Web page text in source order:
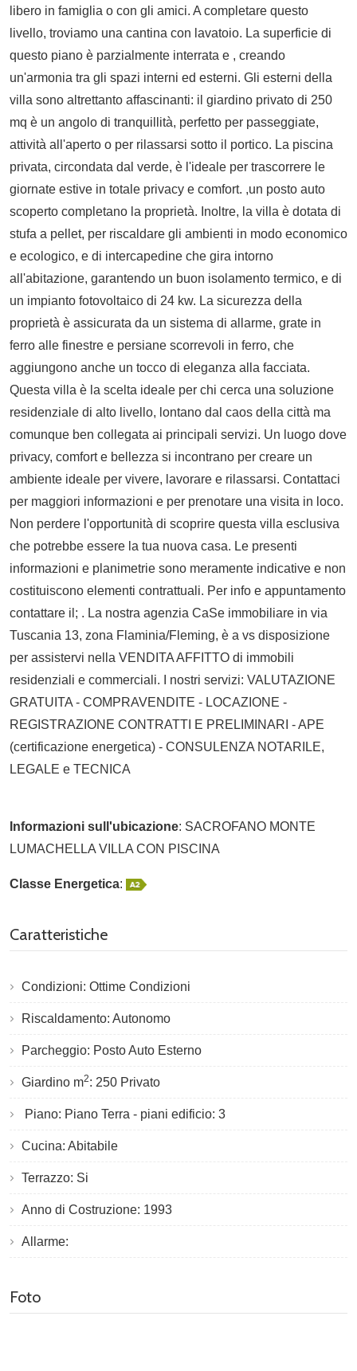
libero in famiglia o con gli amici. A completare questo
livello, troviamo una cantina con lavatoio. La superficie di
questo piano è parzialmente interrata e , creando
un'armonia tra gli spazi interni ed esterni. Gli esterni della
villa sono altrettanto affascinanti: il giardino privato di 250
mq è un angolo di tranquillità, perfetto per passeggiate,
attività all'aperto o per rilassarsi sotto il portico. La piscina
privata, circondata dal verde, è l'ideale per trascorrere le
giornate estive in totale privacy e comfort. ,un posto auto
scoperto completano la proprietà. Inoltre, la villa è dotata di
stufa a pellet, per riscaldare gli ambienti in modo economico
e ecologico, e di intercapedine che gira intorno
all'abitazione, garantendo un buon isolamento termico, e di
un impianto fotovoltaico di 24 kw. La sicurezza della
proprietà è assicurata da un sistema di allarme, grate in
ferro alle finestre e persiane scorrevoli in ferro, che
aggiungono anche un tocco di eleganza alla facciata.
Questa villa è la scelta ideale per chi cerca una soluzione
residenziale di alto livello, lontano dal caos della città ma
comunque ben collegata ai principali servizi. Un luogo dove
privacy, comfort e bellezza si incontrano per creare un
ambiente ideale per vivere, lavorare e rilassarsi. Contattaci
per maggiori informazioni e per prenotare una visita in loco.
Non perdere l'opportunità di scoprire questa villa esclusiva
che potrebbe essere la tua nuova casa. Le presenti
informazioni e planimetrie sono meramente indicative e non
costituiscono elementi contrattuali. Per info e appuntamento
contattare il; . La nostra agenzia CaSe immobiliare in via
Tuscania 13, zona Flaminia/Fleming, è a vs disposizione
per assistervi nella VENDITA AFFITTO di immobili
residenziali e commerciali. I nostri servizi: VALUTAZIONE
GRATUITA - COMPRAVENDITE - LOCAZIONE -
REGISTRAZIONE CONTRATTI E PRELIMINARI - APE
(certificazione energetica) - CONSULENZA NOTARILE,
LEGALE e TECNICA
Informazioni sull'ubicazione: SACROFANO MONTE
LUMACHELLA VILLA CON PISCINA
Classe Energetica:
Caratteristiche
Condizioni: Ottime Condizioni
Riscaldamento: Autonomo
Parcheggio: Posto Auto Esterno
Giardino m2: 250 Privato
Piano: Piano Terra - piani edificio: 3
Cucina: Abitabile
Terrazzo: Si
Anno di Costruzione: 1993
Allarme:
Foto